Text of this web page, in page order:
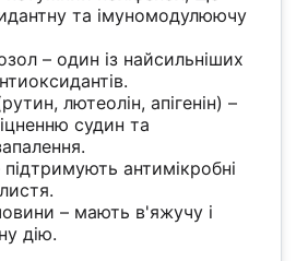
та імуномодулюючу
– один із найсильніших
лютеолін, апігенін) –
судин та
антимікробні
– мають в'яжучу і
дію.